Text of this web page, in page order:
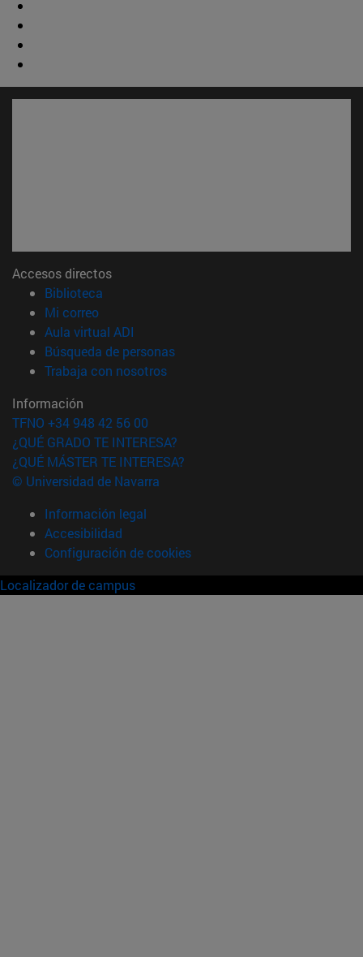
Accesos directos
Biblioteca
Mi correo(abre en nueva ventana)
Aula virtual ADI
Búsqueda de personas(abre en nueva ventana)
Trabaja con nosotros(abre en nueva ventana)
Información
TFNO +34 948 42 56 00
¿QUÉ GRADO TE INTERESA?
¿QUÉ MÁSTER TE INTERESA?
© Universidad de Navarra
Información legal
Accesibilidad
Configuración de cookies
Localizador de campus